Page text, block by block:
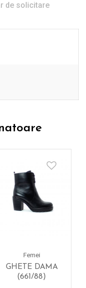
de solicitare
Femei
GHETE DAMA
(661/88)